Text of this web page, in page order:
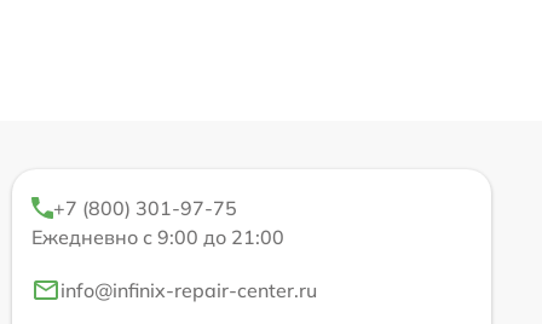
+7 (800) 301-97-75
Ежедневно с 9:00 до 21:00
info@infinix-repair-center.ru